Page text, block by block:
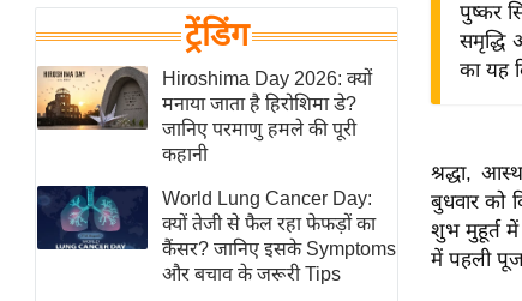
यंग इंडिया
साहित्य जगत
ऑटो वर्ल्ड
न्यूज ब्रीफ
बॉलीवुड
हॉलीवुड
फिल्म समीक्षा
ट्रेंडिंग
Hiroshima Day 2026: क्यों
मनाया जाता है हिरोशिमा डे?
जानिए परमाणु हमले की पूरी
कहानी
World Lung Cancer Day:
क्यों तेजी से फैल रहा फेफड़ों का
कैंसर? जानिए इसके Symptoms
और बचाव के जरूरी Tips
पुष्कर
समृद्धि
का यह
श्रद्धा,
बुधवार को
शुभ मुहूर्त में
में पहली पूजा